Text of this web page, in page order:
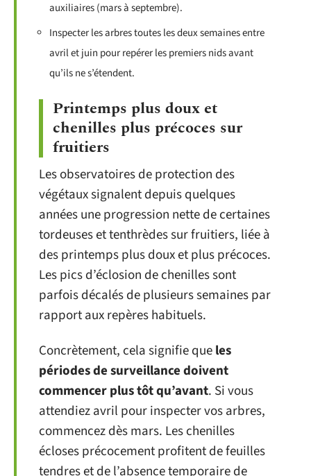
auxiliaires (mars à septembre).
Inspecter les arbres toutes les deux semaines entre
avril et juin pour repérer les premiers nids avant
qu’ils ne s’étendent.
Printemps plus doux et
chenilles plus précoces sur
fruitiers
Les observatoires de protection des
végétaux signalent depuis quelques
années une progression nette de certaines
tordeuses et tenthrèdes sur fruitiers, liée à
des printemps plus doux et plus précoces.
Les pics d’éclosion de chenilles sont
parfois décalés de plusieurs semaines par
rapport aux repères habituels.
Concrètement, cela signifie queles
périodes de surveillance doivent
commencer plus tôt qu’avant. Si vous
attendiez avril pour inspecter vos arbres,
commencez dès mars. Les chenilles
écloses précocement profitent de feuilles
tendres et de l’absence temporaire de